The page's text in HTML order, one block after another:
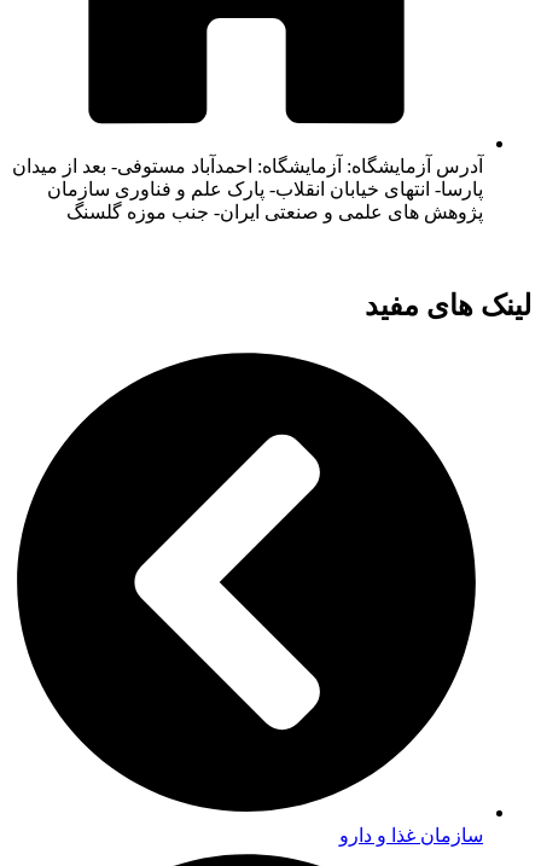
آدرس آزمایشگاه: آزمایشگاه: احمدآباد مستوفی- بعد از میدان
پارسا- انتهای خیابان انقلاب- پارک علم و فناوری سازمان
پژوهش های علمی و صنعتی ایران- جنب موزه گلسنگ
لینک های مفید
سازمان غذا و دارو